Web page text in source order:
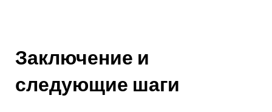
Заключение и
следующие шаги